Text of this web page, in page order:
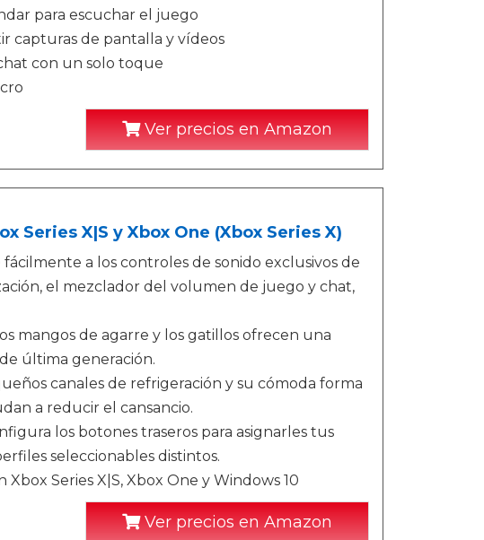
para escuchar el juego
capturas de pantalla y vídeos
con un solo toque
Ver precios en Amazon
Series X|S y Xbox One (Xbox Series X)
a los controles de sonido exclusivos de
el mezclador del volumen de juego y chat,
mangos de agarre y los gatillos ofrecen una
última generación.
canales de refrigeración y su cómoda forma
a reducir el cansancio.
los botones traseros para asignarles tus
seleccionables distintos.
Series X|S, Xbox One y Windows 10
Ver precios en Amazon